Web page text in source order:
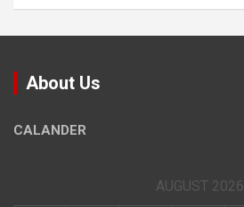
About Us
CALANDER
AUGUST 2026